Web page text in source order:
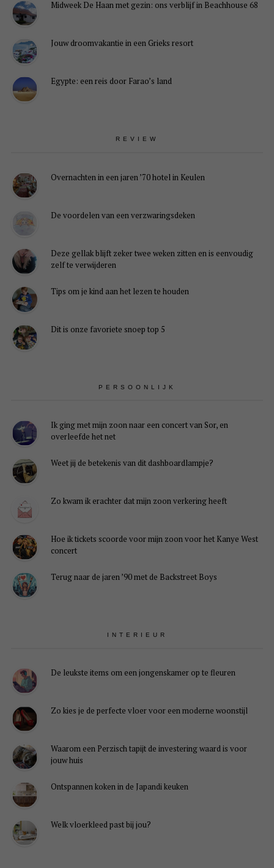
Midweek De Haan met gezin: ons verblijf in Beachhouse 68
Jouw droomvakantie in een Grieks resort
Egypte: een reis door Farao’s land
REVIEW
Overnachten in een jaren ’70 hotel in Keulen
De voordelen van een verzwaringsdeken
Deze gellak blijft zeker twee weken zitten en is eenvoudig
zelf te verwijderen
Tips om je kind aan het lezen te houden
Dit is onze favoriete snoep top 5
PERSOONLIJK
Ik ging met mijn zoon naar een concert van Sor, en
overleefde het net
Weet jij de betekenis van dit dashboardlampje?
Zo kwam ik erachter dat mijn zoon verkering heeft
Hoe ik tickets scoorde voor mijn zoon voor het Kanye West
concert
Terug naar de jaren ’90 met de Backstreet Boys
INTERIEUR
De leukste items om een jongenskamer op te fleuren
Zo kies je de perfecte vloer voor een moderne woonstijl
Waarom een Perzisch tapijt de investering waard is voor
jouw huis
Ontspannen koken in de Japandi keuken
Welk vloerkleed past bij jou?